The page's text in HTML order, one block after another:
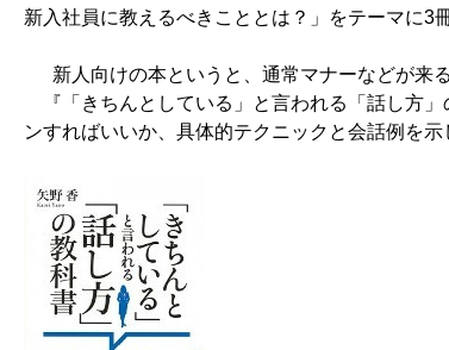
新入社員に教えるべきこととは？」をテーマに3
新人向けの本というと、通常マナーなどが来
『「きちんとしている」と言われる「話し方
ンすればいいか、具体的テクニックと会話例を示